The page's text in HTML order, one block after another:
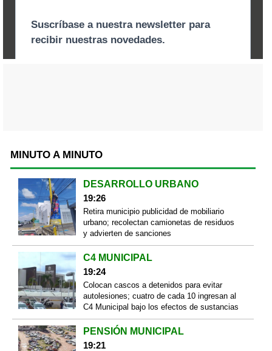
MINUTO A MINUTO
DESARROLLO URBANO
19:26
Retira municipio publicidad de mobiliario
urbano; recolectan camionetas de residuos
y advierten de sanciones
C4 MUNICIPAL
19:24
Colocan cascos a detenidos para evitar
autolesiones; cuatro de cada 10 ingresan al
C4 Municipal bajo los efectos de sustancias
PENSIÓN MUNICIPAL
19:21